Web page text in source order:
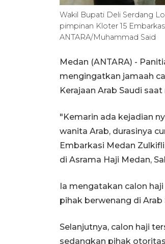
Wakil Bupati Deli Serdang
pimpinan Kloter 15
ANTARA/Muhammad Said
Medan (ANTARA) -
mengingatkan jamaah
Kerajaan Arab Saudi
"Kemarin ada kejadian
wanita Arab, durasinya
Embarkasi Medan
di Asrama Haji Medan,
Ia mengatakan calon
pihak berwenang di Arab
Selanjutnya, calon haji
sedangkan pihak